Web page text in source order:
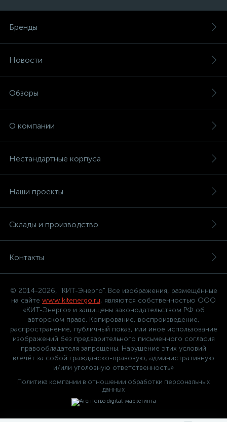
Бренды
Новости
Обзоры
О компании
Нестандартные корпуса
Наши проекты
Склады и производство
Контакты
© 2014-2026, "КИТ-Энерго". Все изображения, размещённые
на сайте www.kitenergo.ru, являются собственностью ООО
«КИТ-Энерго» и защищены законодательством РФ об
авторском праве. Копирование, воспроизведение,
распространение, публичный показ, или иное использование
изображений без предварительного письменного согласия
правообладателя запрещены. Нарушение этих условий
влечёт за собой гражданско-правовую, административную
и/или уголовную ответственность»
Политика компании в отношении обработки персональных
данных